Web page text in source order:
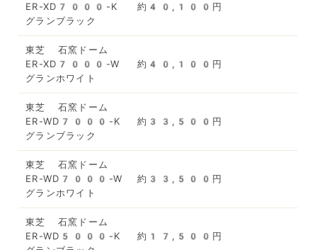
ER-XD7000-K
グランブラック
約40,100円
東芝 石窯ドーム
ER-XD7000-W
グランホワイト
約40,100円
東芝 石窯ドーム
ER-WD7000-K
グランブラック
約33,500円
東芝 石窯ドーム
ER-WD7000-W
グランホワイト
約33,500円
東芝 石窯ドーム
ER-WD5000-K
約17,500円